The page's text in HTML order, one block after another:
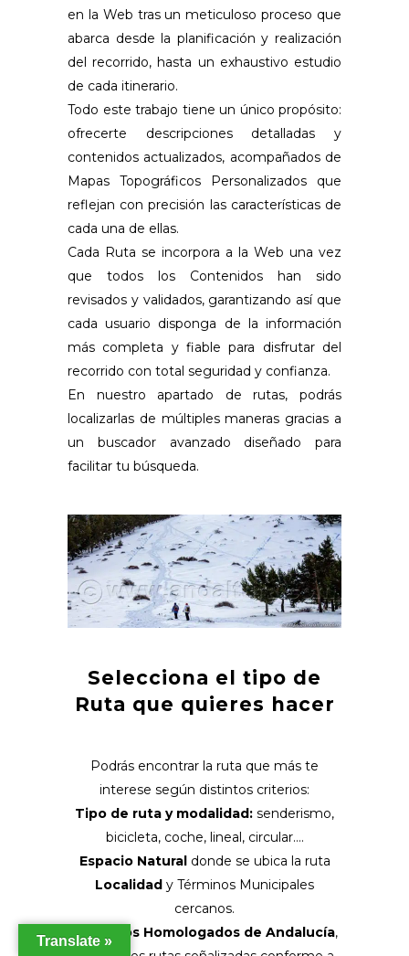
en la Web tras un meticuloso proceso que
abarca desde la planificación y realización
del recorrido, hasta un exhaustivo estudio
de cada itinerario.
Todo este trabajo tiene un único propósito:
ofrecerte descripciones detalladas y
contenidos actualizados, acompañados de
Mapas Topográficos Personalizados que
reflejan con precisión las características de
cada una de ellas.
Cada Ruta se incorpora a la Web una vez
que todos los Contenidos han sido
revisados y validados, garantizando así que
cada usuario disponga de la información
más completa y fiable para disfrutar del
recorrido con total seguridad y confianza.
En nuestro apartado de rutas, podrás
localizarlas de múltiples maneras gracias a
un buscador avanzado diseñado para
facilitar tu búsqueda.
Selecciona el tipo de
Ruta que quieres hacer
Podrás encontrar la ruta que más te
interese según distintos criterios:
Tipo de ruta y modalidad: senderismo,
bicicleta, coche, lineal, circular….
Espacio Naturaldonde se ubica la ruta
Localidad y Términos Municipales
cercanos.
Senderos Homologados de Andalucía,
Translate »